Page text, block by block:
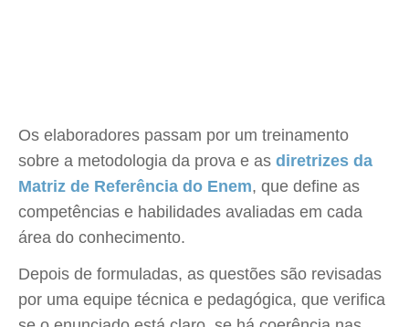
Os elaboradores passam por um treinamento
sobre a metodologia da prova e as diretrizes da
Matriz de Referência do Enem, que define as
competências e habilidades avaliadas em cada
área do conhecimento.
Depois de formuladas, as questões são revisadas
por uma equipe técnica e pedagógica, que verifica